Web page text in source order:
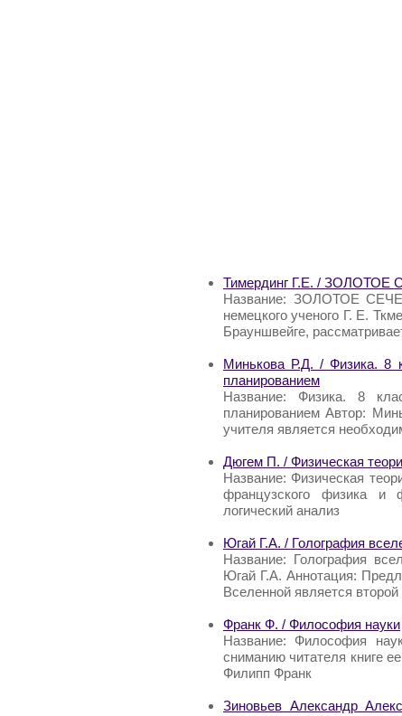
Тимердинг Г.Е. / ЗОЛОТОЕ
Название: ЗОЛОТОЕ
немецкого ученого Г. Е.
Брауншвейге,
Минькова Р.Д. / Физика. 8
планированием
Название: Физика. 8
планированием Автор:
учителя является
Дюгем П. / Физическая
Название: Физическая
французского физика и
логический анализ
Югай Г.А. / Голография
Название: Голография
Югай Г.А. Аннотация:
Вселенной является второй
Франк Ф. / Философия науки
Название: Философия
сниманию читателя книге
Филипп Франк
Зиновьев Александр